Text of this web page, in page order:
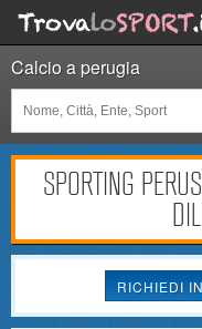
Calcio a perugia
SPORTING
RICHIEDI